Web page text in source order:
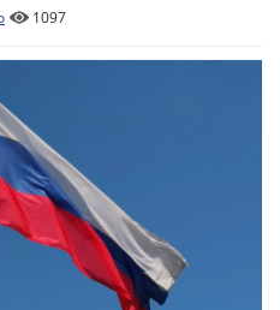
1097